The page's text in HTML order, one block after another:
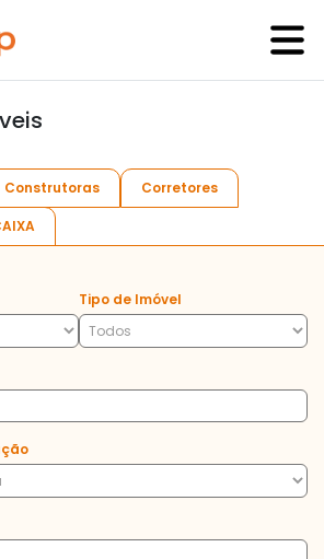
Construtoras Corretores
Tipo de Imóvel